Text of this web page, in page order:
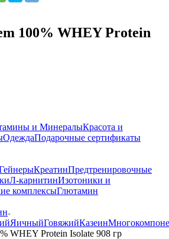
100% WHEY Protein
и МинералыКрасота и
ОдеждаПодарочные сертификаты
КреатинПредтренировочные
Л-карнитинИзотоники и
комплексыГлютамин
ЯичныйГовяжийКазеин
WHEY Protein Isolate 908 гр